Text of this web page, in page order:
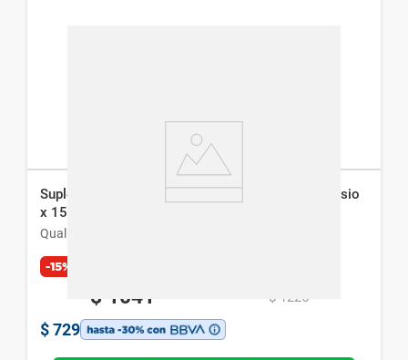
Suplemento Dietario Qualivits Colageno + Magnesio
x 150 Comp
Qualivits
-15%
$ 1041 $ 1225
$ 729